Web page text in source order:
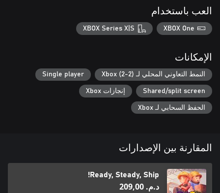
together, communicate, and juggle tasks frantically. NOTE: This
game supports local couch co-op only; there is no online
multiplayer mode. The game can be played in single-player, but it
Ready, Steady, Ship! is built around responsive yet simple
controls, so almost anyone can quickly and easily join the fun.
العب باستخدام
XBOX One
XBOX Series X|S
الإمكانات
النمط التعاوني المحلي لـ Xbox (2-2) Single player
Shared/split screen إنجازات Xbox
الحفظ السحابي لـ Xbox
المقارنة بين الإصدارات
Ready, Steady, Ship!
د.م.‏ 209,00